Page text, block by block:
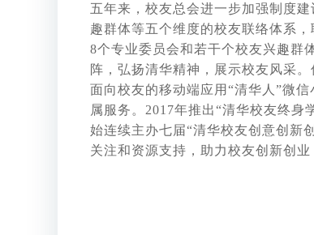
五年来，校友总会进一步加强制度
趣群体等五个维度的校友联络体系
8个专业委员会和若干个校友兴趣群
阵，弘扬清华精神，展示校友风采
面向校友的移动端应用“清华人”微
属服务。2017年推出“清华校友终
始连续主办七届“清华校友创意创新
关注和资源支持，助力校友创新创